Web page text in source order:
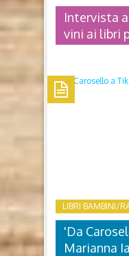
Intervista
vini ai libri
felici, dedicato ai
domani Lorenzo...
LIBRI BAMBINI/
'Da
Marianna